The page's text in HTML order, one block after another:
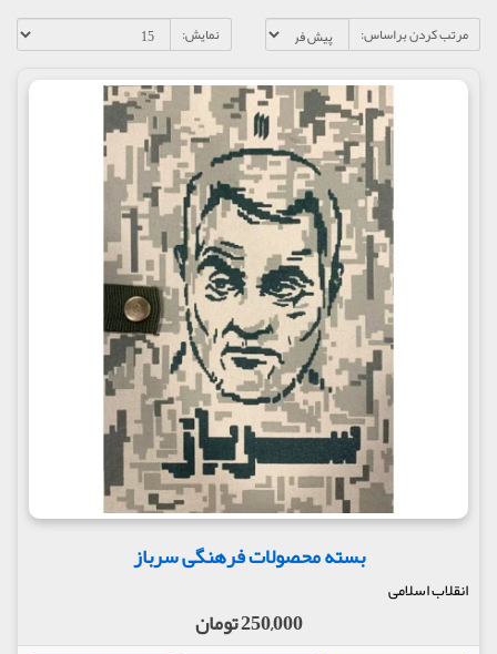
مرتب کردن براساس:
نمایش:
بسته محصولات فرهنگی سرباز
انقلاب اسلامی
250,000 تومان